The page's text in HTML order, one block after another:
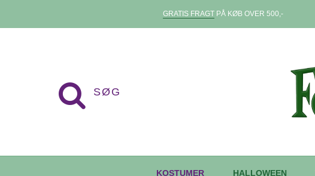
GRATIS FRAGTPÅ KØB OVER 500,-
KOSTUMER HALLOWEEN